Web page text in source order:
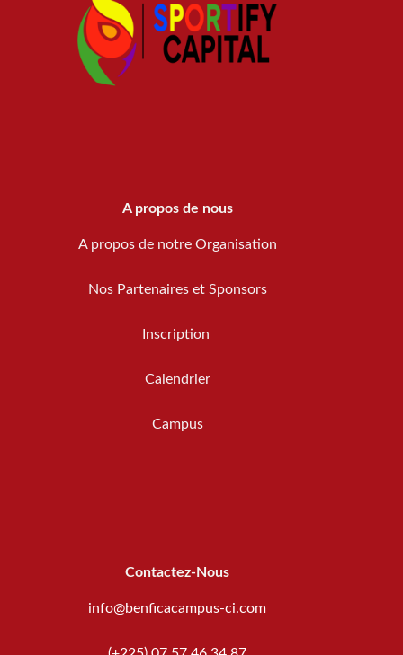
A propos de nous
A propos de notre Organisation
Nos Partenaires et Sponsors
Inscription
Calendrier
Campus
Contactez-Nous
info@benficacampus-ci.com